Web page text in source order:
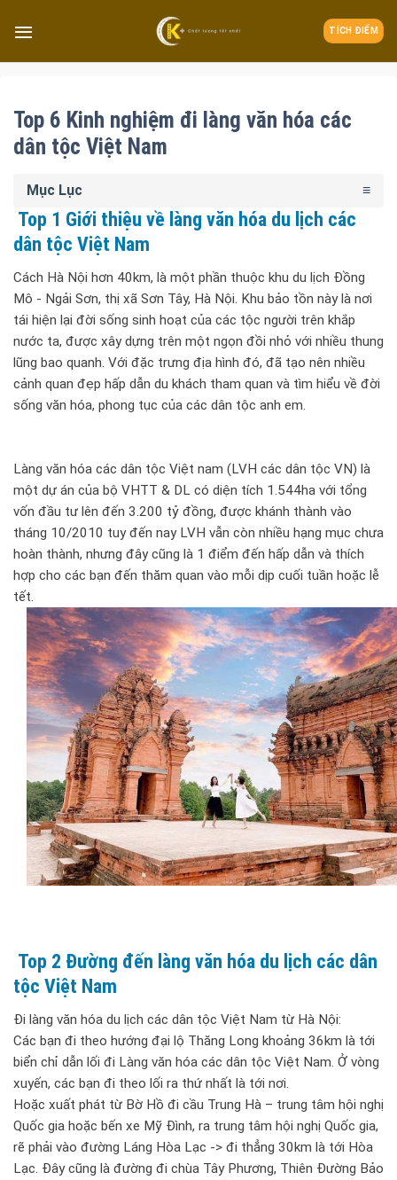
TÍCH ĐIỂM
Top 6 Kinh nghiệm đi làng văn hóa các
dân tộc Việt Nam
Mục Lục
Top 1 Giới thiệu về làng văn hóa du lịch các
dân tộc Việt Nam
Cách Hà Nội hơn 40km, là một phần thuộc khu du lịch Đồng
Mô - Ngải Sơn, thị xã Sơn Tây, Hà Nội. Khu bảo tồn này là nơi
tái hiện lại đời sống sinh hoạt của các tộc người trên khắp
nước ta, được xây dựng trên một ngọn đồi nhỏ với nhiều thung
lũng bao quanh. Với đặc trưng địa hình đó, đã tạo nên nhiều
cảnh quan đẹp hấp dẫn du khách tham quan và tìm hiểu về đời
sống văn hóa, phong tục của các dân tộc anh em.
Làng văn hóa các dân tộc Việt nam (LVH các dân tộc VN) là
một dự án của bộ VHTT & DL có diện tích 1.544ha với tổng
vốn đầu tư lên đến 3.200 tỷ đồng, được khánh thành vào
tháng 10/2010 tuy đến nay LVH vẫn còn nhiều hạng mục chưa
hoàn thành, nhưng đây cũng là 1 điểm đến hấp dẫn và thích
hợp cho các bạn đến thăm quan vào mỗi dịp cuối tuần hoặc lễ
tết.
Top 2 Đường đến làng văn hóa du lịch các dân
tộc Việt Nam
Đi làng văn hóa du lịch các dân tộc Việt Nam từ Hà Nội:
Các bạn đi theo hướng đại lộ Thăng Long khoảng 36km là tới
biển chỉ dẫn lối đi Làng văn hóa các dân tộc Việt Nam. Ở vòng
xuyến, các bạn đi theo lối ra thứ nhất là tới nơi.
Hoặc xuất phát từ Bờ Hồ đi cầu Trung Hà – trung tâm hội nghị
Quốc gia hoặc bến xe Mỹ Đình, ra trung tâm hội nghị Quốc gia,
rẽ phải vào đường Láng Hòa Lạc -> đi thẳng 30km là tới Hòa
Lạc. Đây cũng là đường đi chùa Tây Phương, Thiên Đường Bảo